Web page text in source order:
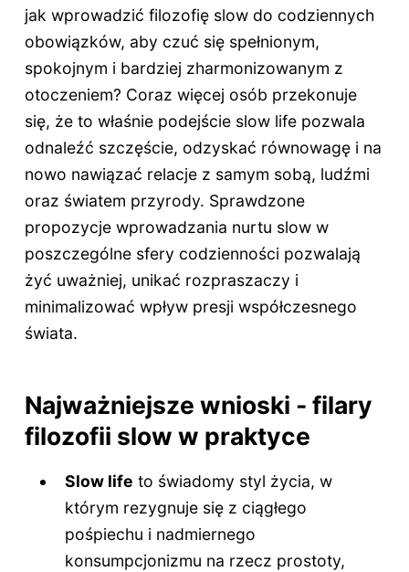
jak wprowadzić filozofię slow do codziennych
obowiązków, aby czuć się spełnionym,
spokojnym i bardziej zharmonizowanym z
otoczeniem? Coraz więcej osób przekonuje
się, że to właśnie podejście slow life pozwala
odnaleźć szczęście, odzyskać równowagę i na
nowo nawiązać relacje z samym sobą, ludźmi
oraz światem przyrody. Sprawdzone
propozycje wprowadzania nurtu slow w
poszczególne sfery codzienności pozwalają
żyć uważniej, unikać rozpraszaczy i
minimalizować wpływ presji współczesnego
świata.
Najważniejsze wnioski - filary
filozofii slow w praktyce
Slow life to świadomy styl życia, w
którym rezygnuje się z ciągłego
pośpiechu i nadmiernego
konsumpcjonizmu na rzecz prostoty,